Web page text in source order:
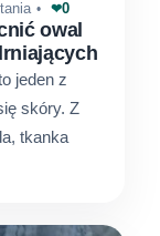
❤0
owal
jeden z
skóry. Z
tkanka